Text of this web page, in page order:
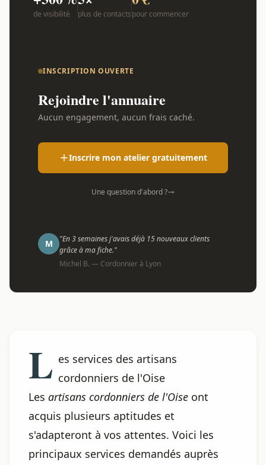
de visibilité plus de contactspour commencer
INSCRIPTION OUVERTE
Rejoindre l'annuaire
Aucun engagement, aucun frais caché.
Inscrire mon atelier gratuitement
Une question d'abord ?
M
"En 3 semaines j'avais déjà 15 nouveaux clients
grâce à ma fiche."
Michel B. — Cordonnier à Lyon
L es services des artisans
cordonniers de l'Oise
Les artisans cordonniers de l'Oise ont
acquis plusieurs aptitudes et
s'adapteront à vos attentes. Voici les
principaux services demandés auprès